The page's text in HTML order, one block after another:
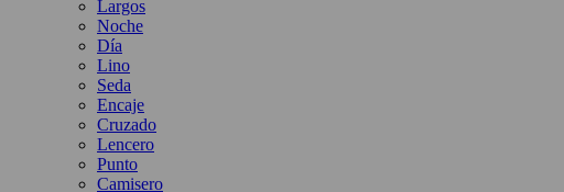
Largos
Noche
Día
Lino
Seda
Encaje
Cruzado
Lencero
Punto
Camisero